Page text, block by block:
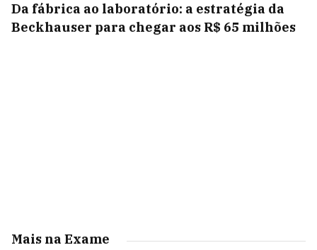
Da fábrica ao laboratório: a estratégia da
Beckhauser para chegar aos R$ 65 milhões
Mais na Exame